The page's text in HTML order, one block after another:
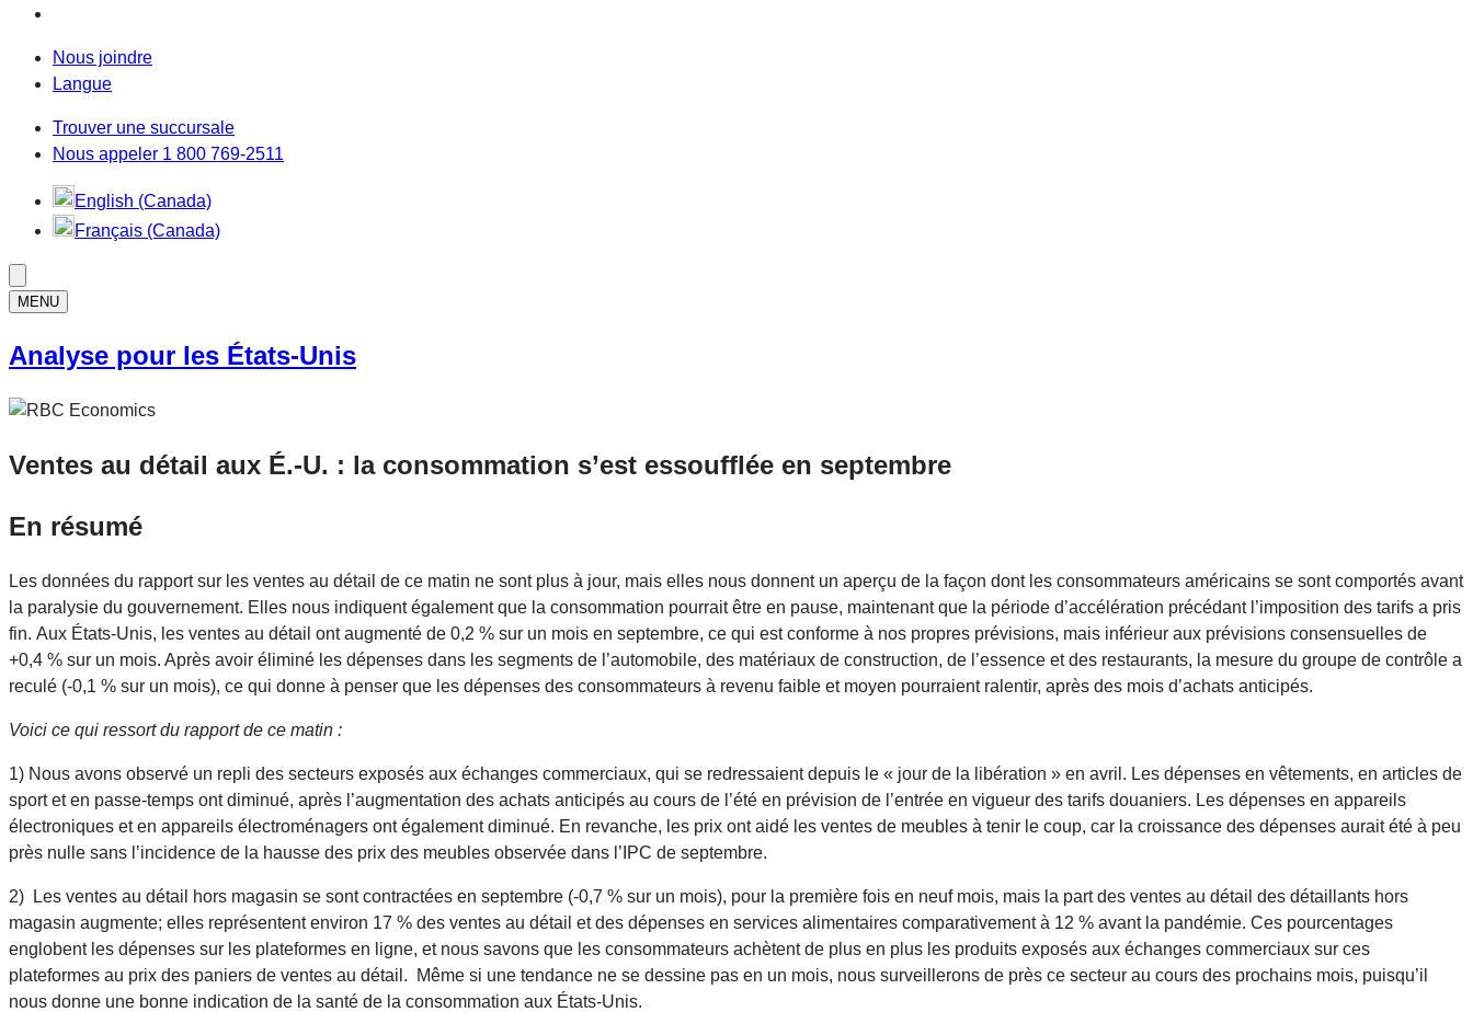
Nous joindre
Langue
Trouver une succursale
Nous appeler 1 800 769-2511
English (Canada)
Français (Canada)
MENU
Analyse pour les États-Unis
Ventes au détail aux É.-U. : la consommation s’est essoufflée en septembre
En résumé
Les données du rapport sur les ventes au détail de ce matin ne sont plus à jour, mais elles nous donnent un aperçu de la façon dont les consommateurs américains se sont comportés avant
la paralysie du gouvernement. Elles nous indiquent également que la consommation pourrait être en pause, maintenant que la période d’accélération précédant l’imposition des tarifs a pris
fin. Aux États-Unis, les ventes au détail ont augmenté de 0,2 % sur un mois en septembre, ce qui est conforme à nos propres prévisions, mais inférieur aux prévisions consensuelles de
+0,4 % sur un mois. Après avoir éliminé les dépenses dans les segments de l’automobile, des matériaux de construction, de l’essence et des restaurants, la mesure du groupe de contrôle a
reculé (-0,1 % sur un mois), ce qui donne à penser que les dépenses des consommateurs à revenu faible et moyen pourraient ralentir, après des mois d’achats anticipés.
Voici ce qui ressort du rapport de ce matin :
1) Nous avons observé un repli des secteurs exposés aux échanges commerciaux, qui se redressaient depuis le « jour de la libération » en avril. Les dépenses en vêtements, en articles de
sport et en passe-temps ont diminué, après l’augmentation des achats anticipés au cours de l’été en prévision de l’entrée en vigueur des tarifs douaniers. Les dépenses en appareils
électroniques et en appareils électroménagers ont également diminué. En revanche, les prix ont aidé les ventes de meubles à tenir le coup, car la croissance des dépenses aurait été à peu
près nulle sans l’incidence de la hausse des prix des meubles observée dans l’IPC de septembre.
2) Les ventes au détail hors magasin se sont contractées en septembre (-0,7 % sur un mois), pour la première fois en neuf mois, mais la part des ventes au détail des détaillants hors
magasin augmente; elles représentent environ 17 % des ventes au détail et des dépenses en services alimentaires comparativement à 12 % avant la pandémie. Ces pourcentages
englobent les dépenses sur les plateformes en ligne, et nous savons que les consommateurs achètent de plus en plus les produits exposés aux échanges commerciaux sur ces
plateformes au prix des paniers de ventes au détail. Même si une tendance ne se dessine pas en un mois, nous surveillerons de près ce secteur au cours des prochains mois, puisqu’il
nous donne une bonne indication de la santé de la consommation aux États-Unis.